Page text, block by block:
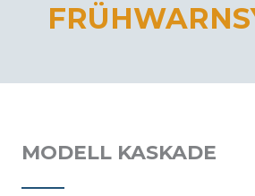
MODELL KASKADE